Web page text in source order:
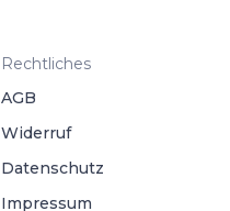
Rechtliches
AGB
Widerruf
Datenschutz
Impressum